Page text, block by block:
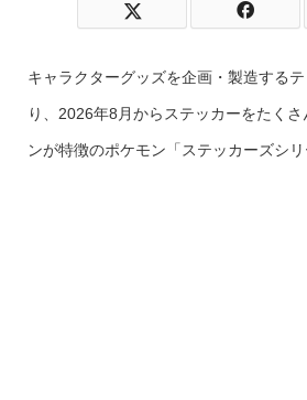
キャラクターグッズを企画・製造する
り、2026年8月からステッカーをたく
ンが特徴のポケモン「ステッカーズシリ